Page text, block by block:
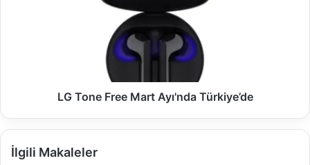
LG Tone Free Mart Ayı'nda Türkiye’de
İlgili Makaleler